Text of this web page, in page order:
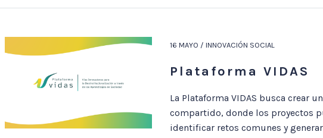
16 MAYO / INNOVACIÓN SOCIAL
Plataforma VIDAS
La Plataforma VIDAS busca crear
compartido, donde los proyectos
identificar retos comunes y